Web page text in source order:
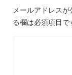
メールアドレスが
る欄は必須項目で